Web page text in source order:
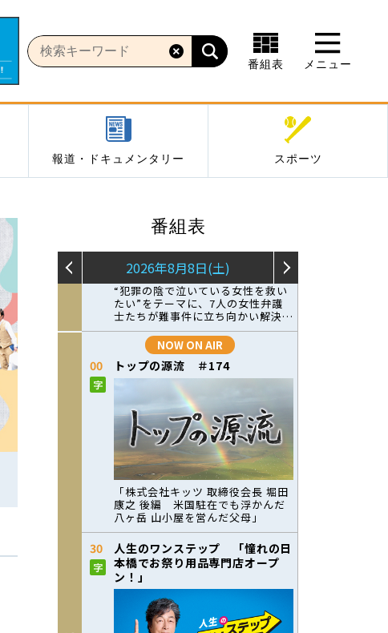
番組表 メニュー
報道・ドキュメンタリー スポーツ
番組表